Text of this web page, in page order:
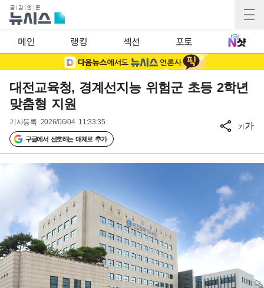
메인 랭킹 섹션 포토
대전교육청, 경계선지능 위험군 초등 2학년
맞춤형 지원
기사등록 2026/06/04 11:33:35
구글에서 선호하는 매체로 추가
가가